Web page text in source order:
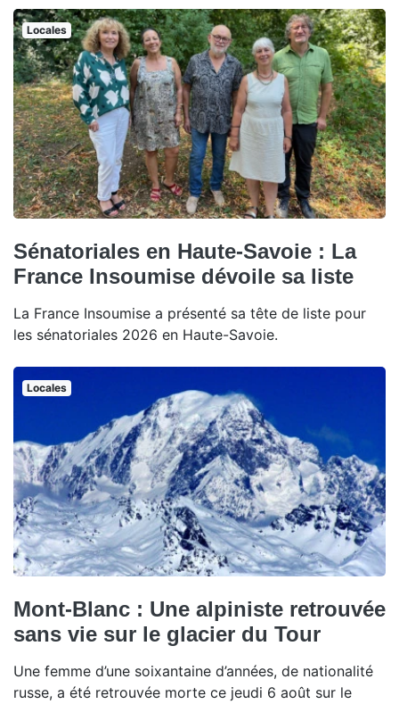
Locales
Sénatoriales en Haute-Savoie : La
France Insoumise dévoile sa liste
La France Insoumise a présenté sa tête de liste pour
les sénatoriales 2026 en Haute-Savoie.
Locales
Mont-Blanc : Une alpiniste retrouvée
sans vie sur le glacier du Tour
Une femme d’une soixantaine d’années, de nationalité
russe, a été retrouvée morte ce jeudi 6 août sur le